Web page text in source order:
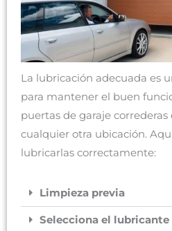
La lubricación adecuada es
para mantener el buen
puertas de garaje correderas
cualquier otra ubicación.
lubricarlas correctamente:
Limpieza previa
Selecciona el lubricante